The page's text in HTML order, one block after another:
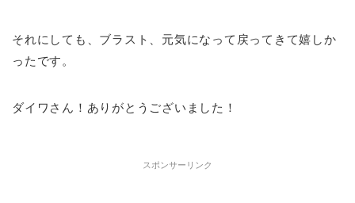
それにしても、ブラスト、元気になって戻ってきて嬉しか
ったです。
ダイワさん！ありがとうございました！
スポンサーリンク